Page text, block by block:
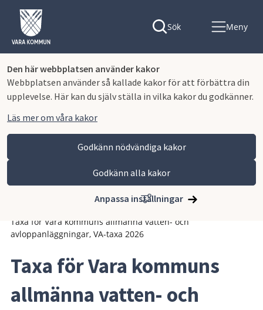
Den här webbplatsen använder kakor
Webbplatsen använder så kallade kakor för att förbättra din
upplevelse. Här kan du själv ställa in vilka kakor du godkänner.
Läs mer om våra kakor
Godkänn nödvändiga kakor
Godkänn alla kakor
Anpassa inställningar
Sök Meny
Vara kommun
Kommun och politik
Vår organisation och verksamhet
Taxa för Vara kommuns allmänna vatten- och
avloppanläggningar, VA-taxa 2026
Taxa för Vara kommuns
allmänna vatten- och